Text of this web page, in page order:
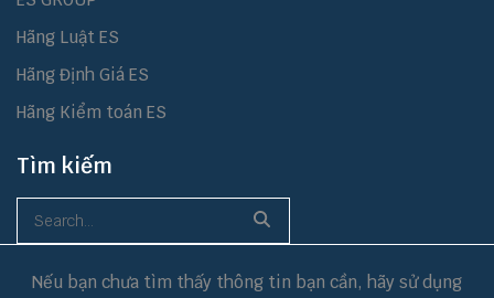
Hãng Luật ES
Hãng Định Giá ES
Hãng Kiểm toán ES
Tìm kiếm
Nếu bạn chưa tìm thấy thông tin bạn cần, hãy sử dụng